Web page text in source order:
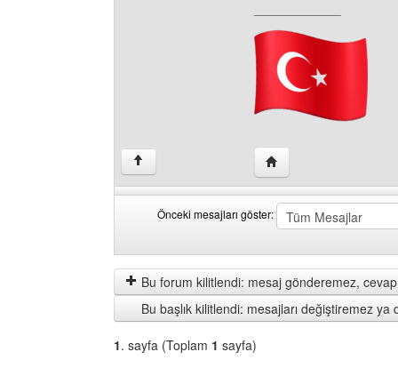
↑ Yazarın web sitesini
Önceki mesajları göster:
mesajları
göster
by
Bu forum kilitlendi: mesaj gönderemez,
Bu başlık kilitlendi: mesajları değiştiremez ya
1. sayfa (Toplam 1 sayfa)